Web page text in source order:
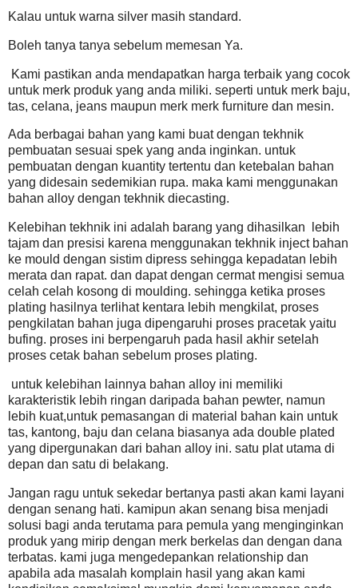
Kalau untuk warna silver masih standard.
Boleh tanya tanya sebelum memesan Ya.
Kami pastikan anda mendapatkan harga terbaik yang cocok
untuk merk produk yang anda miliki. seperti untuk merk baju,
tas, celana, jeans maupun merk merk furniture dan mesin.
Ada berbagai bahan yang kami buat dengan tekhnik
pembuatan sesuai spek yang anda inginkan. untuk
pembuatan dengan kuantity tertentu dan ketebalan bahan
yang didesain sedemikian rupa. maka kami menggunakan
bahan alloy dengan tekhnik diecasting.
Kelebihan tekhnik ini adalah barang yang dihasilkan
lebih
tajam dan presisi karena menggunakan tekhnik inject bahan
ke mould dengan sistim dipress sehingga kepadatan lebih
merata dan rapat. dan dapat dengan cermat mengisi semua
celah celah kosong di moulding. sehingga ketika proses
plating hasilnya terlihat kentara lebih mengkilat, proses
pengkilatan bahan juga dipengaruhi proses pracetak yaitu
bufing. proses ini berpengaruh pada hasil akhir setelah
proses cetak bahan sebelum proses plating.
untuk kelebihan lainnya bahan alloy ini memiliki
karakteristik lebih ringan daripada bahan pewter, namun
lebih kuat,untuk pemasangan di material bahan kain untuk
tas, kantong, baju dan celana biasanya ada double plated
yang dipergunakan dari bahan alloy ini. satu plat utama di
depan dan satu di belakang.
Jangan ragu untuk sekedar bertanya pasti akan kami layani
dengan senang hati. kamipun akan senang bisa menjadi
solusi bagi anda terutama para pemula yang menginginkan
produk yang mirip dengan merk berkelas dan dengan dana
terbatas. kami juga mengedepankan relationship dan
apabila ada masalah komplain hasil yang akan kami